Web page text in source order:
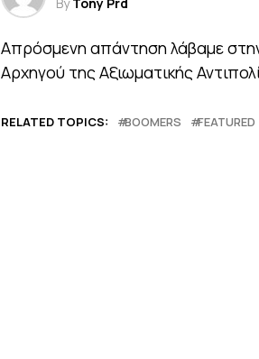
Απρόσμενη απάντηση λάβαμε
Αρχηγού της Αξιωματικής
RELATED TOPICS: BOOMERS FEATURED